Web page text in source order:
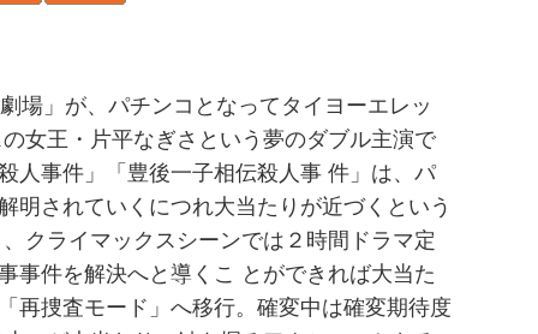
場」が、パチンコとなってタイヨーエレッ
女王・片平なぎさという夢のダブル主演で
人事件」「豊後一子相伝殺人事 件」は、パ
明されていくにつれ大当たりが近づくという
クライマックスシーンでは２時間ドラマ定
事件を解決へと導くこ とができれば大当た
再捜査モード」へ移行。確変中は確変期待度